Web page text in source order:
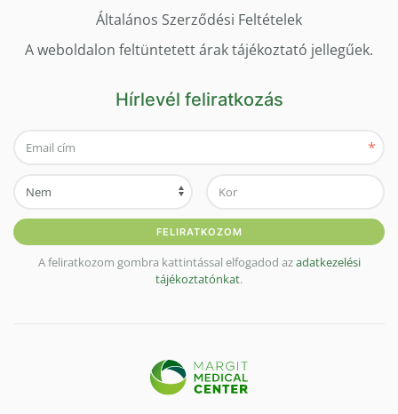
Általános Szerződési Feltételek
A weboldalon feltüntetett árak tájékoztató jellegűek.
Hírlevél feliratkozás
*
FELIRATKOZOM
A feliratkozom gombra kattintással elfogadod azadatkezelési
tájékoztatónkat.